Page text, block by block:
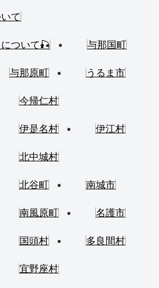
て
ついて🎣 与那国町
与那原町 うるま市
今帰仁村
伊是名村 伊江村
北中城村
北谷町 南城市
南風原町 名護市
国頭村 多良間村
宜野座村